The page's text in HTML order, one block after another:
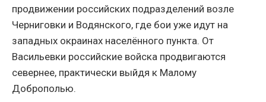
продвижении российских подразделений возле
Черниговки и Водянского, где бои уже идут на
западных окраинах населённого пункта. От
Васильевки российские войска продвигаются
севернее, практически выйдя к Малому
Доброполью.